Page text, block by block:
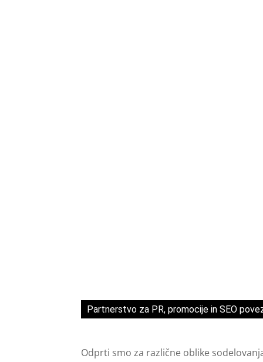
Partnerstvo za PR, promocije in SEO
Odprti smo za različne oblike